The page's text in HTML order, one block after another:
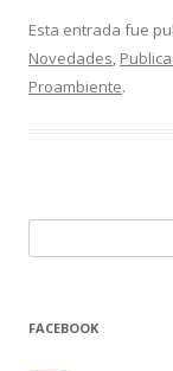
Esta entrada fue
Novedades,
Proambiente.
FACEBOOK